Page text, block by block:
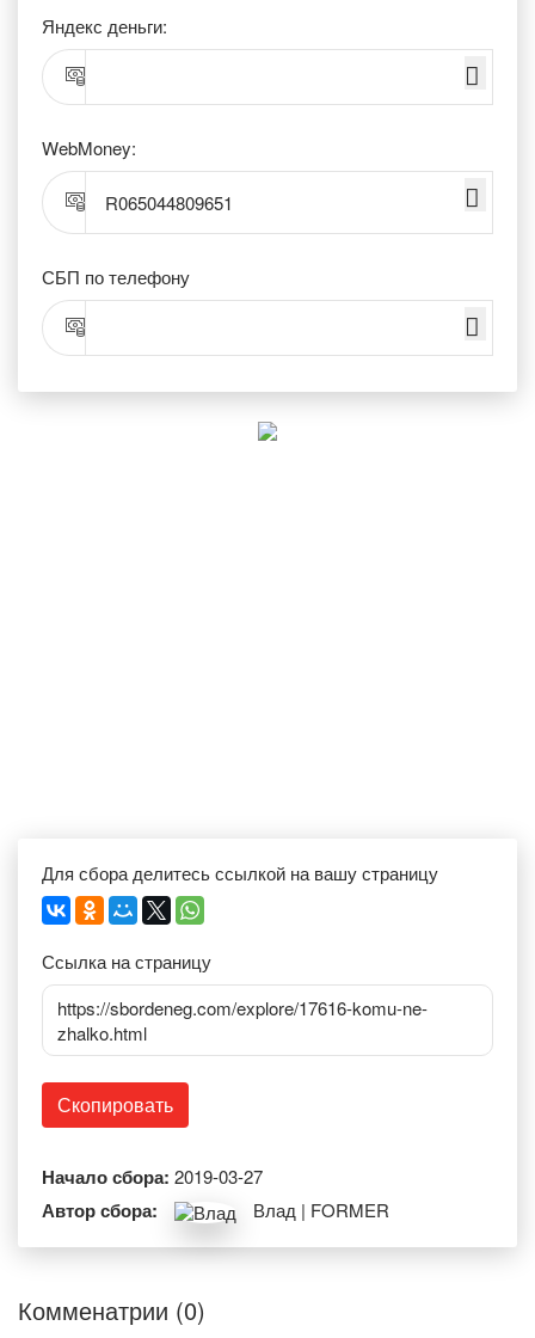
Яндекс деньги:
WebMoney:
R065044809651
СБП по телефону
Для сбора делитесь ссылкой на вашу страницу
Ссылка на страницу
https://sbordeneg.com/explore/17616-komu-ne-
zhalko.html
Скопировать
Начало сбора: 2019-03-27
Автор сбора: Влад | FORMER
Комменатрии (0)